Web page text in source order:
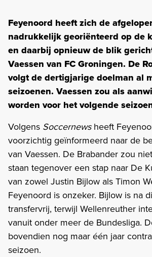
Feyenoord heeft zich de
nadrukkelijk georiënteerd op de
en daarbij opnieuw de blik
Vaessen van FC Groningen. De
volgt de dertigjarige doelman al
seizoenen. Vaessen zou als
worden voor het volgende
Volgens Soccernewsheeft
voorzichtig geïnformeerd naar de
van Vaessen. De Brabander zou
staan tegenover een stap naar De
van zowel Justin Bijlow als Timon
Feyenoord is onzeker. Bijlow is na
transfervrij, terwijl Wellenreuther
vanuit onder meer de Bundesliga.
bovendien nog maar één jaar
seizoen.